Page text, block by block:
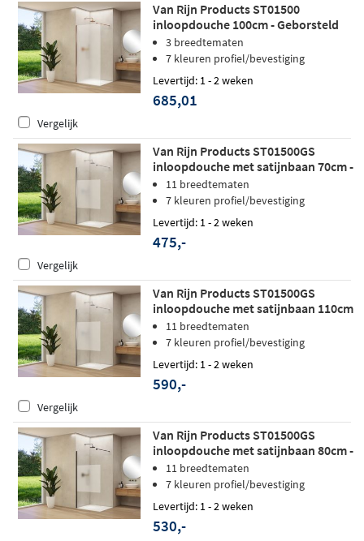
Van Rijn Products ST01500
inloopdouche 100cm - Geborsteld
koper - Satijnglas
3 breedtematen
7 kleuren profiel/bevestiging
Levertijd: 1 - 2 weken
685,01
Vergelijk
Van Rijn Products ST01500GS
inloopdouche met satijnbaan 70cm -
chroom
11 breedtematen
7 kleuren profiel/bevestiging
Levertijd: 1 - 2 weken
475,-
Vergelijk
Van Rijn Products ST01500GS
inloopdouche met satijnbaan 110cm
- chroom
11 breedtematen
7 kleuren profiel/bevestiging
Levertijd: 1 - 2 weken
590,-
Vergelijk
Van Rijn Products ST01500GS
inloopdouche met satijnbaan 80cm -
Mat zwart
11 breedtematen
7 kleuren profiel/bevestiging
Levertijd: 1 - 2 weken
530,-